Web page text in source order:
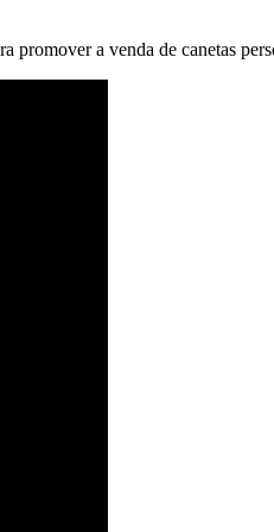
promover a venda de canetas